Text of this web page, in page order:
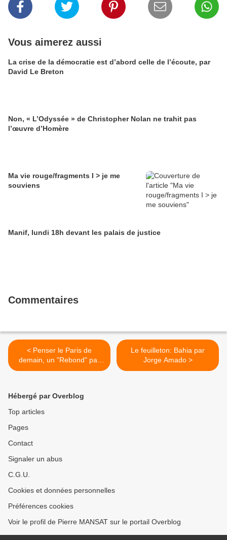
Vous aimerez aussi
La crise de la démocratie est d’abord celle de l’écoute, par
David Le Breton
Non, « L’Odyssée » de Christopher Nolan ne trahit pas
l’œuvre d’Homère
Ma vie rouge/fragments I > je me
souviens
Manif, lundi 18h devant les palais de justice
Commentaires
< Penser le Paris de
demain, un "Rebond" par
Anne Hidalgo dans
Le feuilleton: Bahia par
Jorge Amado >
Hébergé par Overblog
Top articles
Pages
Contact
Signaler un abus
C.G.U.
Cookies et données personnelles
Préférences cookies
Voir le profil de Pierre MANSAT sur le portail Overblog